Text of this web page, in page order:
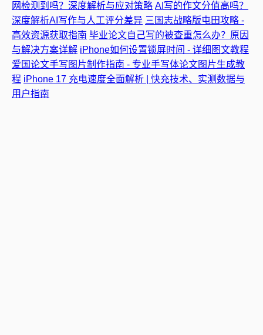
网检测到吗？深度解析与应对策略 AI写的作文分值高吗？
深度解析AI写作与人工评分差异 三国志战略版屯田攻略 -
高效资源获取指南 毕业论文自己写的被查重怎么办？原因
与解决方案详解 iPhone如何设置锁屏时间 - 详细图文教程
爱国论文手写图片制作指南 - 专业手写体论文图片生成教
程 iPhone 17 充电速度全面解析 | 快充技术、实测数据与
用户指南